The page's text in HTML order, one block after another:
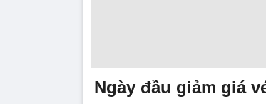
Ngày đầu giảm giá